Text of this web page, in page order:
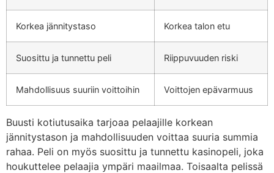
Korkea jännitystaso Korkea talon etu
Suosittu ja tunnettu peli Riippuvuuden riski
Mahdollisuus suuriin voittoihin Voittojen epävarmuus
Buusti kotiutusaika tarjoaa pelaajille korkean
jännitystason ja mahdollisuuden voittaa suuria summia
rahaa. Peli on myös suosittu ja tunnettu kasinopeli, joka
houkuttelee pelaajia ympäri maailmaa. Toisaalta pelissä